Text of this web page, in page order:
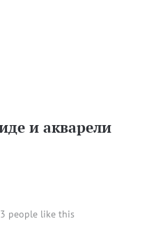
и акварели
3 people like this